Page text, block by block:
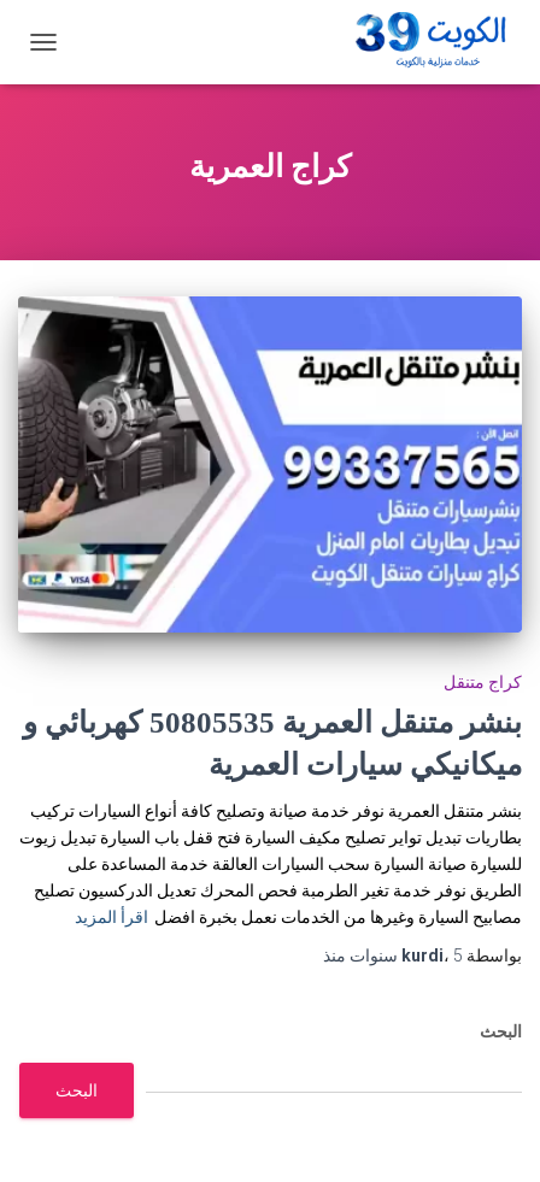
التنقل
كراج العمرية
كراج متنقل
بنشر متنقل العمرية 50805535‬ كهربائي و
ميكانيكي سيارات العمرية
بنشر متنقل العمرية نوفر خدمة صيانة وتصليح كافة أنواع السيارات تركيب
بطاريات تبديل تواير تصليح مكيف السيارة فتح قفل باب السيارة تبديل زيوت
للسيارة صيانة السيارة سحب السيارات العالقة خدمة المساعدة على
الطريق نوفر خدمة تغير الطرمبة فحص المحرك تعديل الدركسيون تصليح
مصابيح السيارة وغيرها من الخدمات نعمل بخبرة افضل اقرأ المزيد
بواسطة
kurdi، 5 سنوات منذ
البحث
البحث